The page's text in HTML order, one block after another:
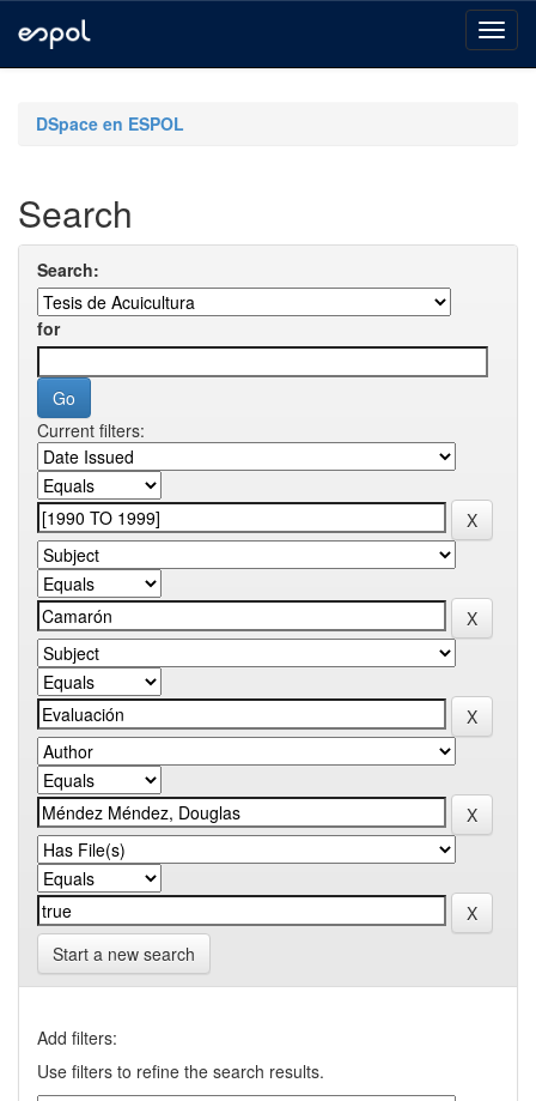
navigationDSpace en ESPOL
Search
Search:
for
Current filters:
Start a new search
Add filters:
Use filters to refine the search results.